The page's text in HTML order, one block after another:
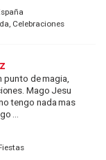
Celebraciones
punto de magia,
Mago Jesu
tengo nada mas
...